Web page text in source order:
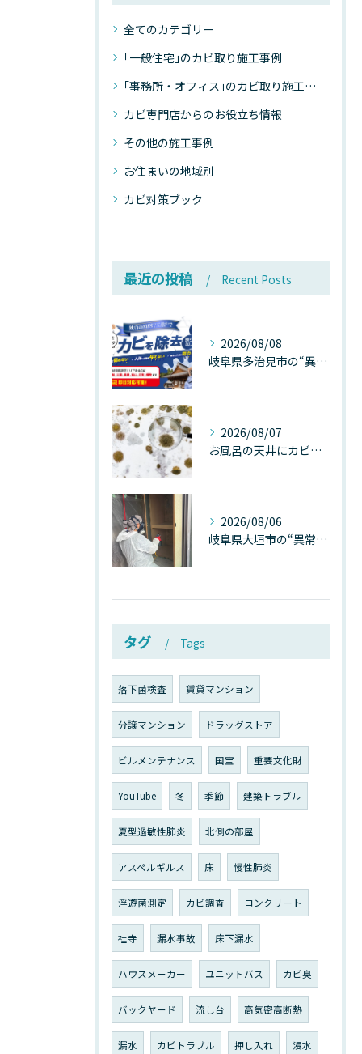
全てのカテゴリー
｢一般住宅｣のカビ取り施工事例
｢事務所・オフィス｣のカビ取り施工事例
カビ専門店からのお役立ち情報
その他の施工事例
お住まいの地域別
カビ対策ブック
最近の投稿 Recent Posts
2026/08/08
岐阜県多治見市の“異常な高温”が建物内部を破壊する──深層カビが急増する危険な温度差の正体
2026/08/07
お風呂の天井にカビが生えたら要注意！2026年8月の猛暑・高湿度で急増する浴室カビの原因と正しい対策
2026/08/06
岐阜県大垣市の“異常に高い気温”が建物内部を腐らせる──深層カビが爆発的に増える本当の理由
タグ Tags
落下菌検査 賃貸マンション
分譲マンション ドラッグストア
ビルメンテナンス 国宝 重要文化財
YouTube 冬 季節 建築トラブル
夏型過敏性肺炎 北側の部屋
アスペルギルス 床 慢性肺炎
浮遊菌測定 カビ調査 コンクリート
社寺 漏水事故 床下漏水
ハウスメーカー ユニットバス カビ臭
バックヤード 流し台 高気密高断熱
漏水 カビトラブル 押し入れ 浸水